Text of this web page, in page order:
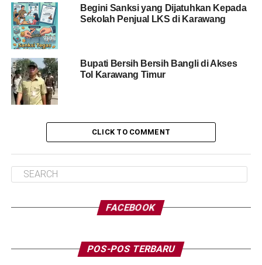
Begini Sanksi yang Dijatuhkan Kepada
Sekolah Penjual LKS di Karawang
Bupati Bersih Bersih Bangli di Akses
Tol Karawang Timur
CLICK TO COMMENT
FACEBOOK
POS-POS TERBARU